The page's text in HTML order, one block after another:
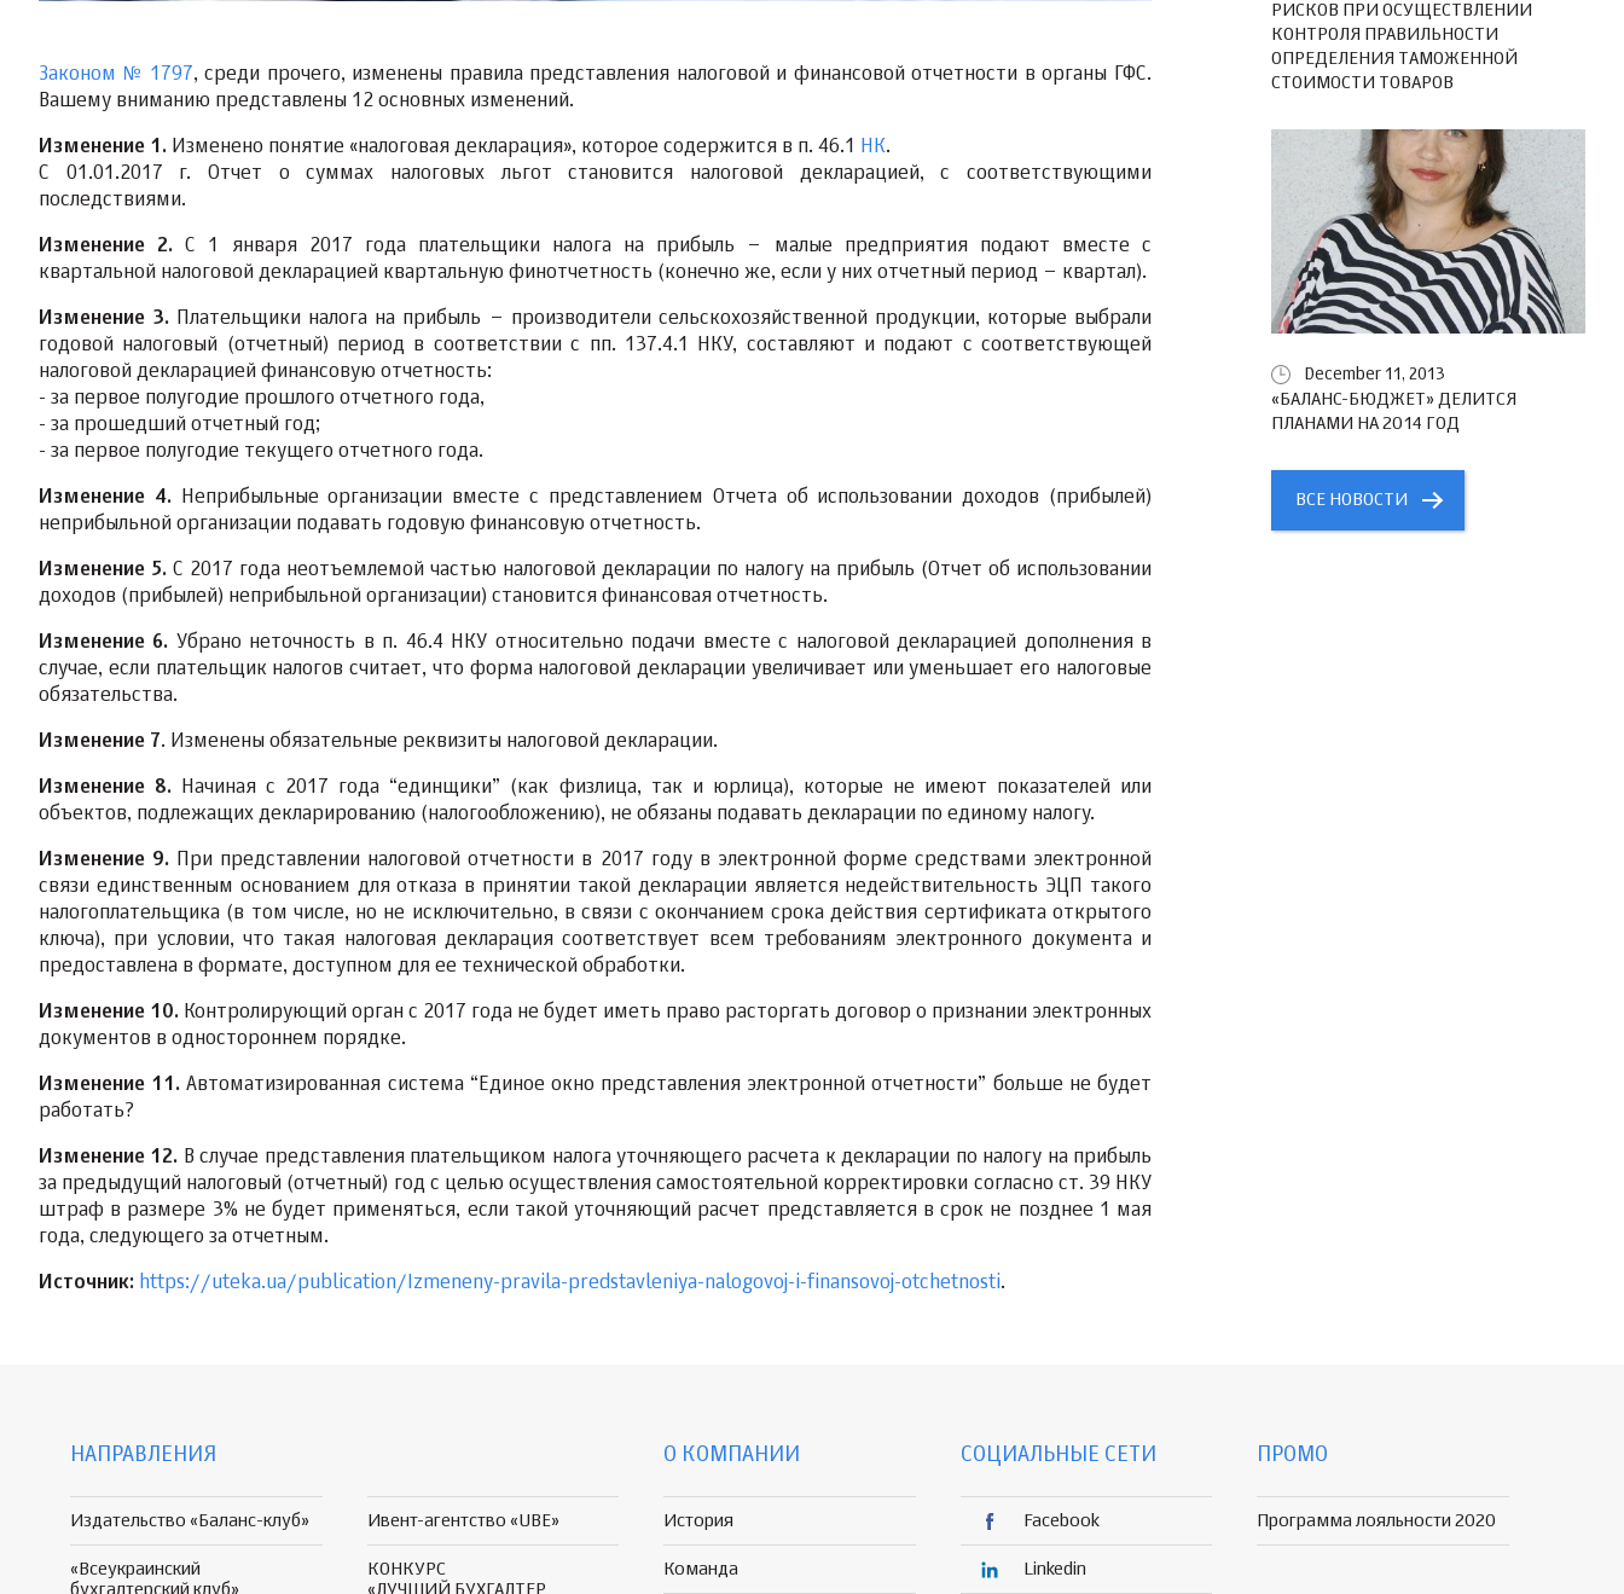
Законом № 1797, среди прочего, изменены правила представления налоговой и финансовой отчетности в органы ГФС.
Вашему вниманию представлены 12 основных изменений.
Изменение 1. Изменено понятие «налоговая декларация», которое содержится в п. 46.1 НК.
С 01.01.2017 г. Отчет о суммах налоговых льгот становится налоговой декларацией, с соответствующими
последствиями.
Изменение 2. С 1 января 2017 года плательщики налога на прибыль – малые предприятия подают вместе с
квартальной налоговой декларацией квартальную финотчетность (конечно же, если у них отчетный период – квартал).
Изменение 3. Плательщики налога на прибыль – производители сельскохозяйственной продукции, которые выбрали
годовой налоговый (отчетный) период в соответствии с пп. 137.4.1 НКУ, составляют и подают с соответствующей
налоговой декларацией финансовую отчетность:
- за первое полугодие прошлого отчетного года,
- за прошедший отчетный год;
- за первое полугодие текущего отчетного года.
Изменение 4.Неприбыльные организации вместе с представлением Отчета об использовании доходов (прибылей)
неприбыльной организации подавать годовую финансовую отчетность.
Изменение 5. С 2017 года неотъемлемой частью налоговой декларации по налогу на прибыль (Отчет об использовании
доходов (прибылей) неприбыльной организации) становится финансовая отчетность.
Изменение 6. Убрано неточность в п. 46.4 НКУ относительно подачи вместе с налоговой декларацией дополнения в
случае, если плательщик налогов считает, что форма налоговой декларации увеличивает или уменьшает его налоговые
обязательства.
Изменение 7. Изменены обязательные реквизиты налоговой декларации.
Изменение 8. Начиная с 2017 года “единщики” (как физлица, так и юрлица), которые не имеют показателей или
объектов, подлежащих декларированию (налогообложению), не обязаны подавать декларации по единому налогу.
Изменение 9. При представлении налоговой отчетности в 2017 году в электронной форме средствами электронной
связи единственным основанием для отказа в принятии такой декларации является недействительность ЭЦП такого
налогоплательщика (в том числе, но не исключительно, в связи с окончанием срока действия сертификата открытого
ключа), при условии, что такая налоговая декларация соответствует всем требованиям электронного документа и
предоставлена в формате, доступном для ее технической обработки.
Изменение 10. Контролирующий орган с 2017 года не будет иметь право расторгать договор о признании электронных
документов в одностороннем порядке.
Изменение 11. Автоматизированная система “Единое окно представления электронной отчетности” больше не будет
работать?
Изменение 12. В случае представления плательщиком налога уточняющего расчета к декларации по налогу на прибыль
за предыдущий налоговый (отчетный) год с целью осуществления самостоятельной корректировки согласно ст. 39 НКУ
штраф в размере 3% не будет применяться, если такой уточняющий расчет представляется в срок не позднее 1 мая
года, следующего за отчетным.
Источник: https://uteka.ua/publication/Izmeneny-pravila-predstavleniya-nalogovoj-i-finansovoj-otchetnosti.
РИСКОВ ПРИ ОСУЩЕСТВЛЕНИИ
КОНТРОЛЯ ПРАВИЛЬНОСТИ
ОПРЕДЕЛЕНИЯ ТАМОЖЕННОЙ
СТОИМОСТИ ТОВАРОВ
December 11, 2013
«БАЛАНС-БЮДЖЕТ» ДЕЛИТСЯ
ПЛАНАМИ НА 2014 ГОД
ВСЕ НОВОСТИ
НАПРАВЛЕНИЯ
Издательство «Баланс-клуб»
«Всеукраинский
бухгалтерский клуб»
Ивент-агентство «UBE»
КОНКУРС
«ЛУЧШИЙ БУХГАЛТЕР
О КОМПАНИИ
История
Команда
СОЦИАЛЬНЫЕ СЕТИ
Facebook
Linkedin
ПРОМО
Программа лояльности 2020